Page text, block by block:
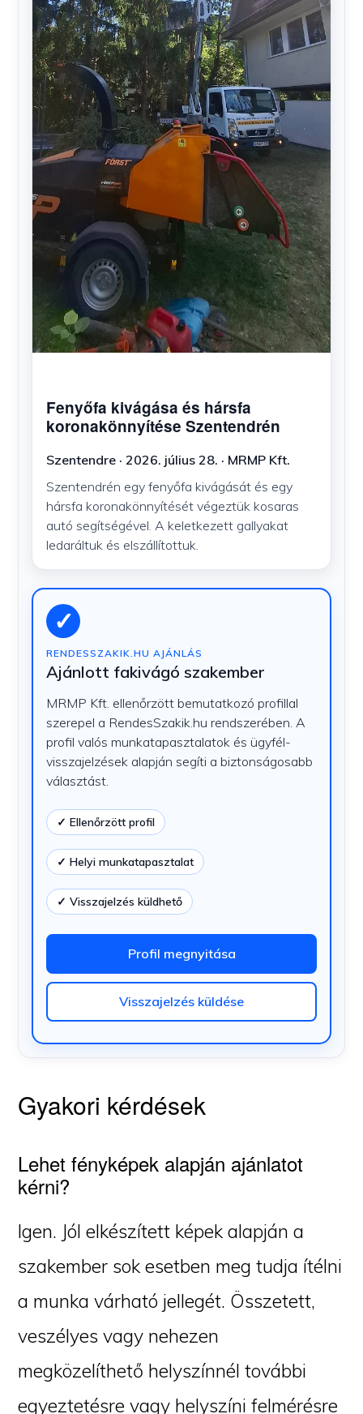
Fenyőfa kivágása és hársfa
koronakönnyítése Szentendrén
Szentendre · 2026. július 28. · MRMP Kft.
Szentendrén egy fenyőfa kivágását és egy
hársfa koronakönnyítését végeztük kosaras
autó segítségével. A keletkezett gallyakat
ledaráltuk és elszállítottuk.
✓
RENDESSZAKIK.HU AJÁNLÁS
Ajánlott fakivágó szakember
MRMP Kft. ellenőrzött bemutatkozó profillal
szerepel a RendesSzakik.hu rendszerében. A
profil valós munkatapasztalatok és ügyfél-
visszajelzések alapján segíti a biztonságosabb
választást.
✓ Ellenőrzött profil
✓ Helyi munkatapasztalat
✓ Visszajelzés küldhető
Profil megnyitása
Visszajelzés küldése
Gyakori kérdések
Lehet fényképek alapján ajánlatot
kérni?
Igen. Jól elkészített képek alapján a
szakember sok esetben meg tudja ítélni
a munka várható jellegét. Összetett,
veszélyes vagy nehezen
megközelíthető helyszínnél további
egyeztetésre vagy helyszíni felmérésre